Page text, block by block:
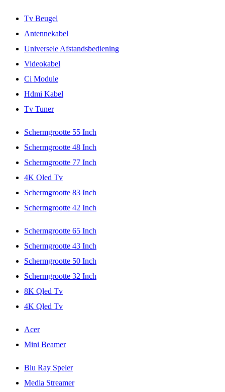
Tv Beugel
Antennekabel
Universele Afstandsbediening
Videokabel
Ci Module
Hdmi Kabel
Tv Tuner
Schermgrootte 55 Inch
Schermgrootte 48 Inch
Schermgrootte 77 Inch
4K Oled Tv
Schermgrootte 83 Inch
Schermgrootte 42 Inch
Schermgrootte 65 Inch
Schermgrootte 43 Inch
Schermgrootte 50 Inch
Schermgrootte 32 Inch
8K Qled Tv
4K Qled Tv
Acer
Mini Beamer
Blu Ray Speler
Media Streamer